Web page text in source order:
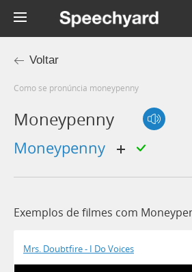
Voltar
Como se pronúncia moneypenny
Moneypenny
moneypenny
Exemplos de filmes com
Mrs. Doubtfire - I Do Voices